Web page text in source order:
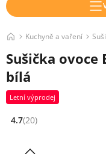
Kuchyně a vaření
Sušička ovoce
bílá
Letní výprodej
Hodnocení: 4.7 z 5 (20
4.7(20)